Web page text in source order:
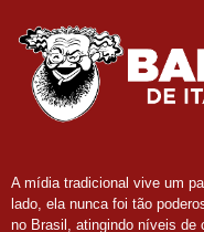
A mídia tradicional vive um
lado, ela nunca foi tão
no Brasil, atingindo níveis de